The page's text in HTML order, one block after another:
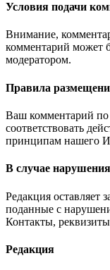
Условия подачи
Внимание,
комментарий может
модератором.
Правила
Ваш комментарий
соответствовать
принципам нашего
В случае
Редакция оставляет
поданные с
Контакты, реквизиты
Редакция